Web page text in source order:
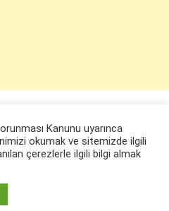
2022
Kanunu uyarınca
okumak ve sitemizde ilgili
çerezlerle ilgili bilgi almak